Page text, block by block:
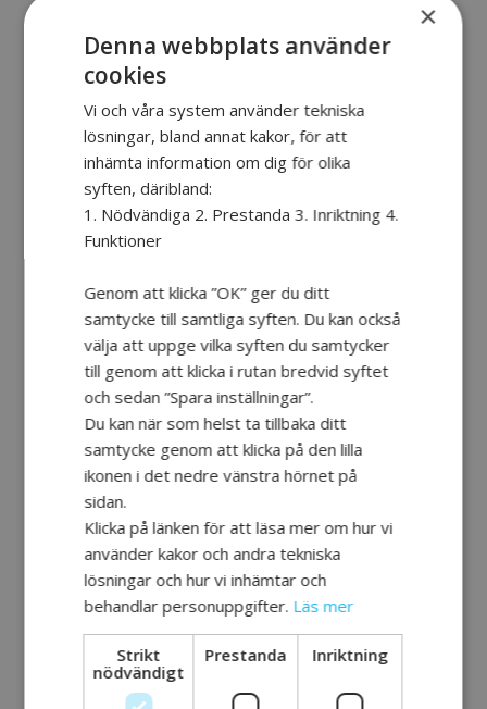
Lägg till i kalender
Google Calendar
iCalendar
Outlook 365
Outlook Live
Detaljer
Datum:
4 april, 2019
14:30 - 16:00
×
Denna webbplats använder
cookies
Vi och våra system använder tekniska
lösningar, bland annat kakor, för att
inhämta information om dig för olika
syften, däribland:
1. Nödvändiga 2. Prestanda 3. Inriktning 4.
Funktioner
Genom att klicka ”OK” ger du ditt
samtycke till samtliga syften. Du kan också
välja att uppge vilka syften du samtycker
till genom att klicka i rutan bredvid syftet
och sedan ”Spara inställningar”.
Du kan när som helst ta tillbaka ditt
samtycke genom att klicka på den lilla
ikonen i det nedre vänstra hörnet på
sidan.
Klicka på länken för att läsa mer om hur vi
använder kakor och andra tekniska
lösningar och hur vi inhämtar och
behandlar personuppgifter. Läs mer
Strikt
nödvändigt
Prestanda Inriktning